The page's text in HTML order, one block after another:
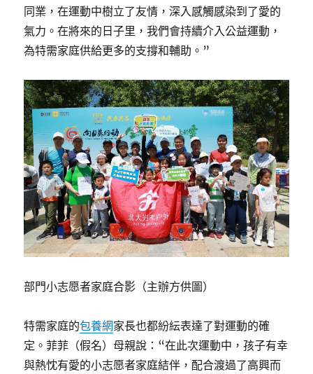
同業，在運動中樹立了友情，深入感觸感染到了愛的
氣力。在將來的日子里，我們會持續介入公益運動，
為特需家庭供給更多的支撐和輔助。”
部門小志愿者家庭合影（主辦方供圖）
特需家庭的包養網家長也都紛紜表達了對運動的確
定。菲菲（假名）母親說：“在此次運動中，孩子有幸
與熱忱有愛的小志愿者家庭結伴，配合渡過了高興而